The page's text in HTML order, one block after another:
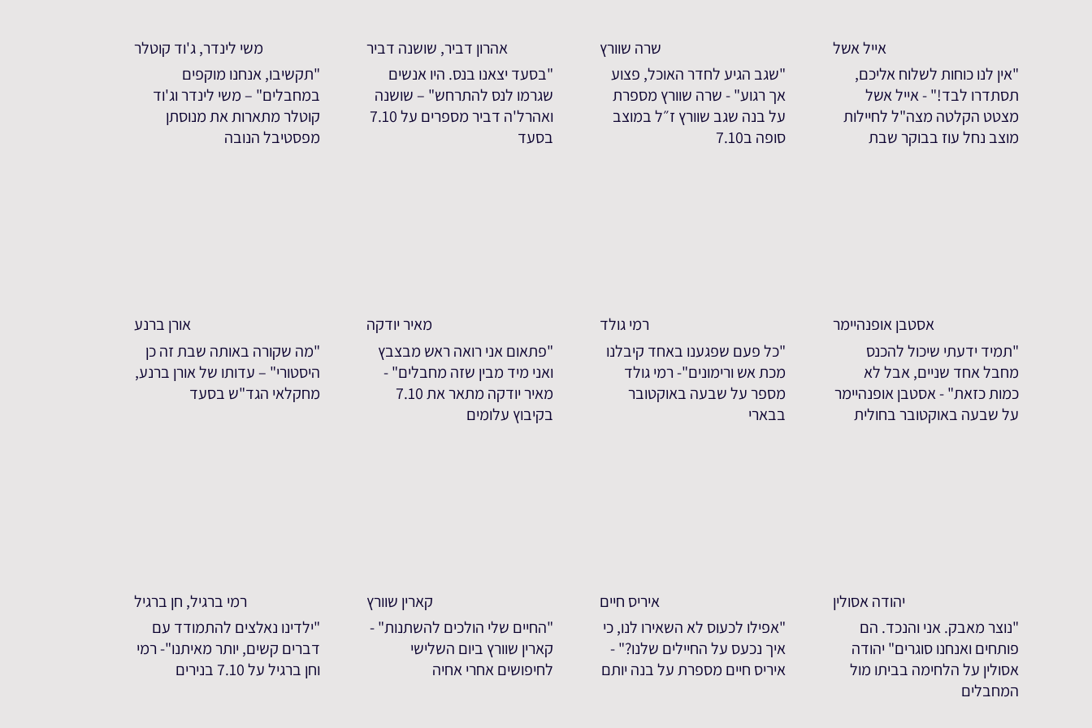
משי לינדר, ג'וד קוטלר
"תקשיבו, אנחנו מוקפים
במחבלים" – משי לינדר וג'וד
קוטלר מתארות את מנוסתן
מפסטיבל הנובה
אהרון דביר, שושנה דביר
"בסעד יצאנו בנס. היו אנשים
שגרמו לנס להתרחש" – שושנה
ואהרל'ה דביר מספרים על 7.10
בסעד
שרה שוורץ
"שגב הגיע לחדר האוכל, פצוע
אך רגוע" - שרה שוורץ מספרת
על בנה שגב שוורץ ז״ל במוצב
סופה ב7.10
אייל אשל
"אין לנו כוחות לשלוח אליכם,
תסתדרו לבד!" - אייל אשל
מצטט הקלטה מצה"ל לחיילות
מוצב נחל עוז בבוקר שבת
אורן ברנע
"מה שקורה באותה שבת זה כן
היסטורי" – עדותו של אורן ברנע,
מחקלאי הגד"ש בסעד
מאיר יודקה
"פתאום אני רואה ראש מבצבץ
ואני מיד מבין שזה מחבלים" -
מאיר יודקה מתאר את 7.10
בקיבוץ עלומים
רמי גולד
"כל פעם שפגענו באחד קיבלנו
מכת אש ורימונים"- רמי גולד
מספר על שבעה באוקטובר
בבארי
אסטבן אופנהיימר
"תמיד ידעתי שיכול להכנס
מחבל אחד שניים, אבל לא
כמות כזאת" - אסטבן אופנהיימר
על שבעה באוקטובר בחולית
רמי ברגיל, חן ברגיל
"ילדינו נאלצים להתמודד עם
דברים קשים, יותר מאיתנו"- רמי
וחן ברגיל על 7.10 בנירים
קארין שוורץ
"החיים שלי הולכים להשתנות" -
קארין שוורץ ביום השלישי
לחיפושים אחרי אחיה
איריס חיים
"אפילו לכעוס לא השאירו לנו, כי
איך נכעס על החיילים שלנו?" -
איריס חיים מספרת על בנה יותם
יהודה אסולין
"נוצר מאבק. אני והנכד. הם
פותחים ואנחנו סוגרים" יהודה
אסולין על הלחימה בביתו מול
המחבלים